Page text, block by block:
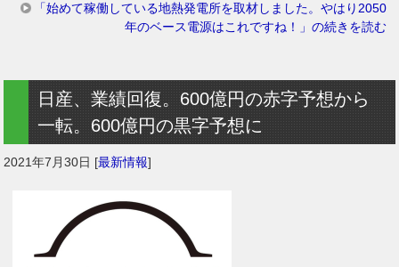
「始めて稼働している地熱発電所を取材しました。やはり2050
年のベース電源はこれですね！」の続きを読む
日産、業績回復。600億円の赤字予想から
一転。600億円の黒字予想に
2021年7月30日 [最新情報]